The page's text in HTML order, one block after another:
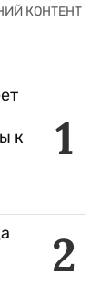
1
к
2